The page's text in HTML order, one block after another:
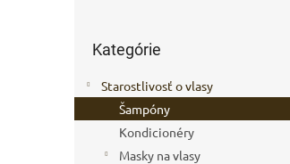
p
a
kategórie
Kategórie
Starostlivosť o vlasy
Šampóny
Kondicionéry
Masky na vlasy